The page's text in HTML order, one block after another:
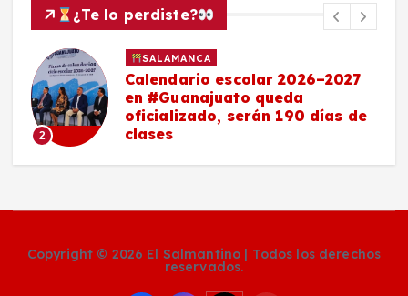
¿Te lo perdiste?
2
SALAMANCA
Calendario escolar 2026–2027
en #Guanajuato queda
oficializado, serán 190 días de
clases
Copyright © 2026 El Salmantino | Todos los derechos
reservados.